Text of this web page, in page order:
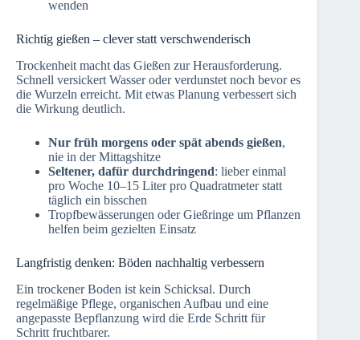
wenden
Richtig gießen – clever statt verschwenderisch
Trockenheit macht das Gießen zur Herausforderung.
Schnell versickert Wasser oder verdunstet noch bevor es
die Wurzeln erreicht. Mit etwas Planung verbessert sich
die Wirkung deutlich.
Nur früh morgens oder spät abends gießen,
nie in der Mittagshitze
Seltener, dafür durchdringend: lieber einmal
pro Woche 10–15 Liter pro Quadratmeter statt
täglich ein bisschen
Tropfbewässerungen oder Gießringe um Pflanzen
helfen beim gezielten Einsatz
Langfristig denken: Böden nachhaltig verbessern
Ein trockener Boden ist kein Schicksal. Durch
regelmäßige Pflege, organischen Aufbau und eine
angepasste Bepflanzung wird die Erde Schritt für
Schritt fruchtbarer.